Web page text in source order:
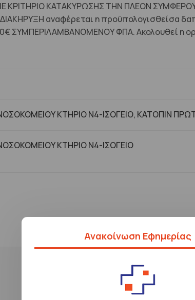
Ανακοίνωση Εφημερίας
ΚΑΤΑΚΥΡΩΣΗΣ ΤΗΝ ΠΛΕΟΝ
αναφέρεται η προϋπολογισθείσα
ΣΥΜΠΕΡΙΛΑΜΒΑΝΟΜΕΝΟΥ ΦΠΑ. Ακολουθεί η
ΚΤΗΡΙΟ Ν4-ΙΣΟΓΕΙΟ, ΚΑΤΟΠΙΝ
ΚΤHΡΙΟ Ν4-ΙΣΟΓΕΙΟ